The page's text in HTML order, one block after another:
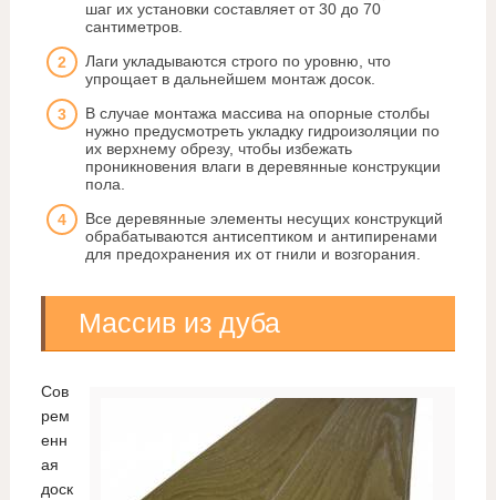
шаг их установки составляет от 30 до 70
сантиметров.
Лаги укладываются строго по уровню, что
упрощает в дальнейшем монтаж досок.
В случае монтажа массива на опорные столбы
нужно предусмотреть укладку гидроизоляции по
их верхнему обрезу, чтобы избежать
проникновения влаги в деревянные конструкции
пола.
Все деревянные элементы несущих конструкций
обрабатываются антисептиком и антипиренами
для предохранения их от гнили и возгорания.
Массив из дуба
Сов
рем
енн
ая
доск